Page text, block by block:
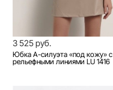
3 525 руб.
Юбка А-силуэта «под кожу» c
рельефными линиями LU 1416